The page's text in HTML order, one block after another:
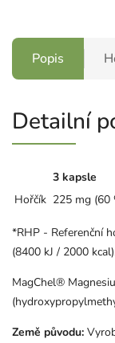
Popis
Detailní
3 kapsle
Hořčík 225 mg (60
*RHP - Referenční
(8400 kJ / 2000
MagChel®
Země původu: